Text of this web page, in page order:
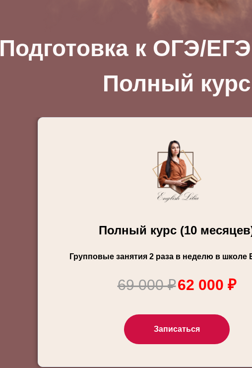
Подготовка к ОГЭ/
Полный курс
Полный курс (10
Групповые занятия 2 раза в неделю в школе
69 000 ₽62 000 ₽
Записаться